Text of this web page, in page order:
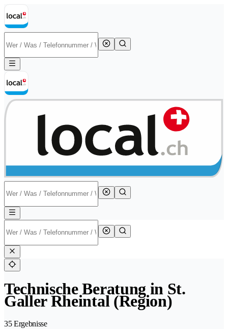
Technische Beratung in St.
Galler Rheintal (Region)
35 Ergebnisse